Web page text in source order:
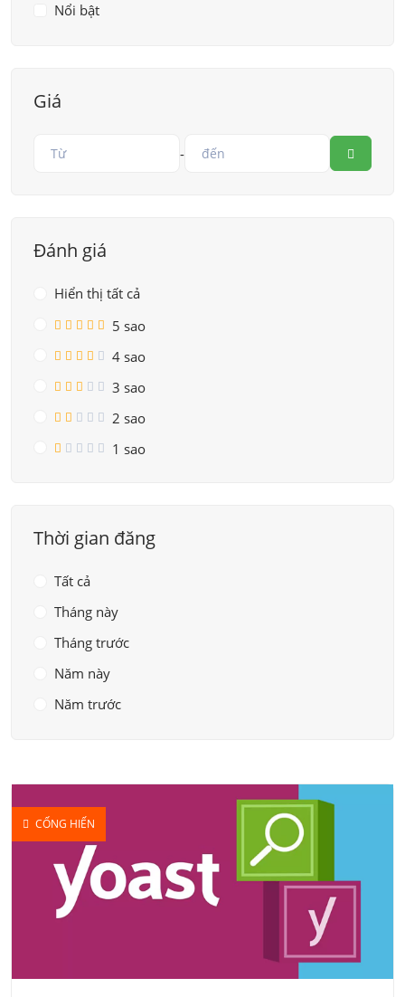
Nổi bật
Giá
-
Đánh giá
Hiển thị tất cả
5 sao
4 sao
3 sao
2 sao
1 sao
Thời gian đăng
Tất cả
Tháng này
Tháng trước
Năm này
Năm trước
CỐNG HIẾN